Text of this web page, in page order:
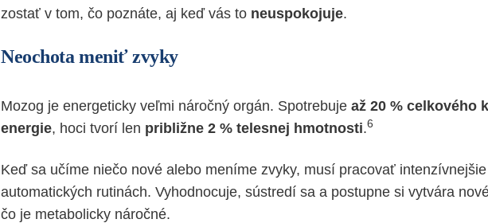
zostať v tom, čo poznáte, aj keď vás to neuspokojuje.
Neochota meniť zvyky
Mozog je energeticky veľmi náročný orgán. Spotrebuje až 20 % celkového
energie, hoci tvorí len približne 2 % telesnej hmotnosti.6
Keď sa učíme niečo nové alebo meníme zvyky, musí pracovať
automatických rutinách. Vyhodnocuje, sústredí sa a postupne si vytvára
čo je metabolicky náročné.